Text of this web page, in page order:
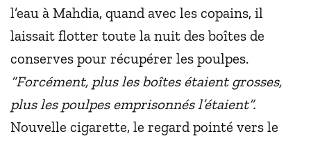
l’eau à Mahdia, quand avec les copains, il
laissait flotter toute la nuit des boîtes de
conserves pour récupérer les poulpes.
“Forcément, plus les boîtes étaient grosses,
plus les poulpes emprisonnés l’étaient”.
Nouvelle cigarette, le regard pointé vers le